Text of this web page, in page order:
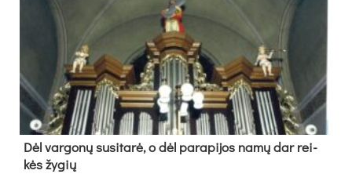
Dėl var­go­nų su­si­ta­rė, o dėl pa­ra­pi­jos na­mų dar rei­
kės žy­gių